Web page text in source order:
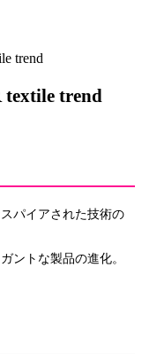
trend
trend
パイアされた技術の
ントな製品の進化。